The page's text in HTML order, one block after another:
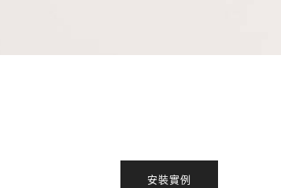
安裝實例